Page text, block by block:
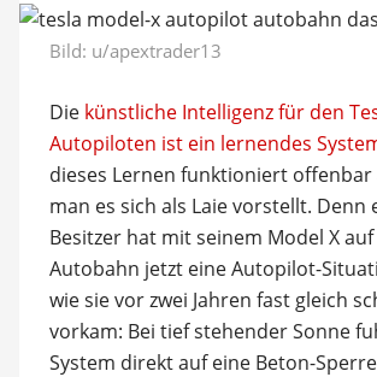
Bild: u/apextrader13
Die künstliche Intelligenz für den
Autopiloten ist ein lernendes
dieses Lernen funktioniert offenbar
man es sich als Laie vorstellt. Denn
Besitzer hat mit seinem Model X
Autobahn jetzt eine Autopilot-
wie sie vor zwei Jahren fast gleich
vorkam: Bei tief stehender Sonne
System direkt auf eine Beton-